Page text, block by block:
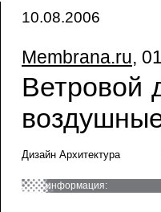
10.08.2006
Membrana.ru,
Ветровой
Дизайн Архитектура
информация: